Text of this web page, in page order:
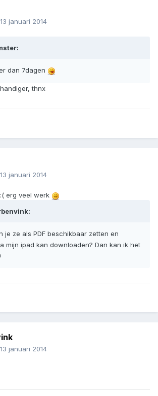
13 januari 2014
dan 7dagen
thnx
13 januari 2014
erg veel werk
je ze als PDF beschikbaar zetten en
mijn ipad kan downloaden? Dan kan ik het
13 januari 2014